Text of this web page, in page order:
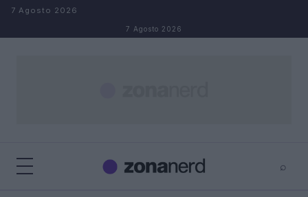
Salta al contenuto
7 Agosto 2026
7 Agosto 2026
⌕